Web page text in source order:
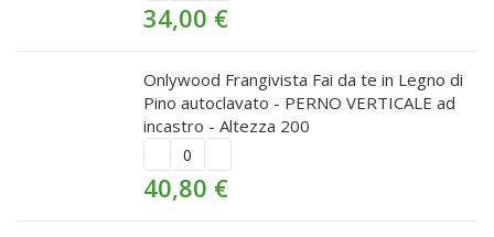
34,00 €
Onlywood Frangivista Fai da te in Legno di
Pino autoclavato - PERNO VERTICALE ad
incastro - Altezza 200
40,80 €